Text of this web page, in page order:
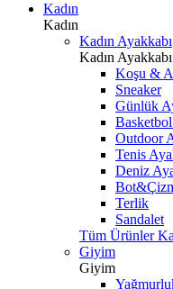
Kadın
Kadın
Kadın Ayakkabı
Kadın Ayakkabı
Koşu &
Sneaker
Günlük
Basketbol
Outdoor
Tenis
Deniz
Terlik
Sandalet
Tüm Ürünler
Giyim
Giyim